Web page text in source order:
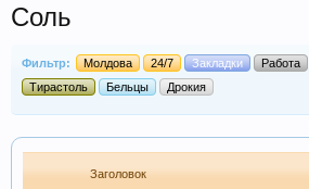
Соль
Фильтр: Молдова 24/7 Закладки Работа
Тирастоль
Бельцы Дрокия
Заголовок